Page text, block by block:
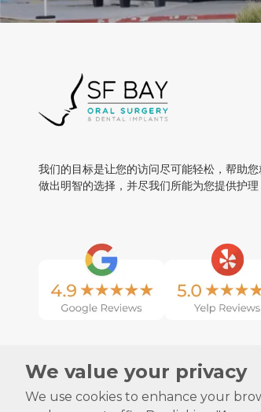
我们的目标是让您的访问尽可能轻松，帮助
做出明智的选择，并尽我们所能为您提供护理
We value your privacy
We use cookies to enhance your